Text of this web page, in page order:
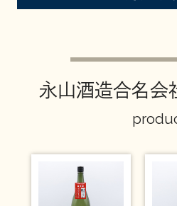
お問い合わせ
永山酒造合名会